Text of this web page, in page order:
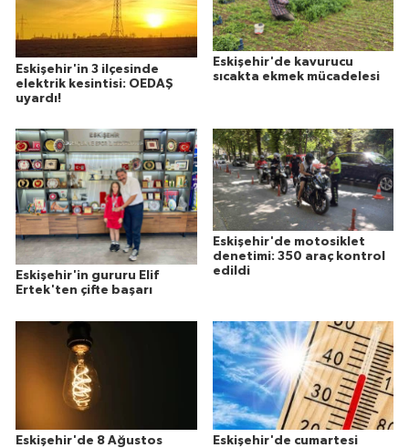
Eskişehir'in 3 ilçesinde
elektrik kesintisi: OEDAŞ
uyardı!
Eskişehir'de kavurucu
sıcakta ekmek mücadelesi
Eskişehir'in gururu Elif
Ertek'ten çifte başarı
Eskişehir'de motosiklet
denetimi: 350 araç kontrol
edildi
Eskişehir'de 8 Ağustos Eskişehir'de cumartesi